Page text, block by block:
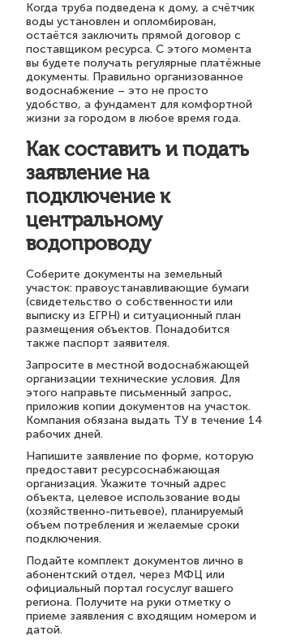
Когда труба подведена к дому, а счётчик
воды установлен и опломбирован,
остаётся заключить прямой договор с
поставщиком ресурса. С этого момента
вы будете получать регулярные платёжные
документы. Правильно организованное
водоснабжение – это не просто
удобство, а фундамент для комфортной
жизни за городом в любое время года.
Как составить и подать
заявление на
подключение к
центральному
водопроводу
Соберите документы на земельный
участок: правоустанавливающие бумаги
(свидетельство о собственности или
выписку из ЕГРН) и ситуационный план
размещения объектов. Понадобится
также паспорт заявителя.
Запросите в местной водоснабжающей
организации технические условия. Для
этого направьте письменный запрос,
приложив копии документов на участок.
Компания обязана выдать ТУ в течение 14
рабочих дней.
Напишите заявление по форме, которую
предоставит ресурсоснабжающая
организация. Укажите точный адрес
объекта, целевое использование воды
(хозяйственно-питьевое), планируемый
объем потребления и желаемые сроки
подключения.
Подайте комплект документов лично в
абонентский отдел, через МФЦ или
официальный портал госуслуг вашего
региона. Получите на руки отметку о
приеме заявления с входящим номером и
датой.